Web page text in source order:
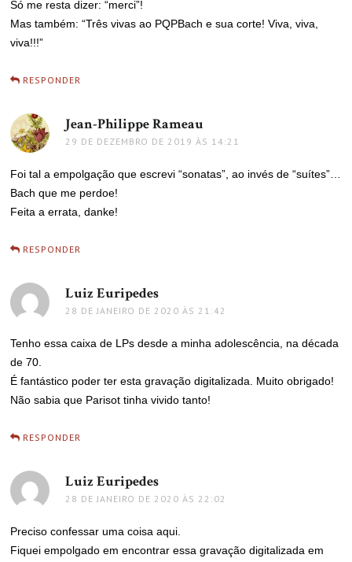
Só me resta dizer: “merci”!
Mas também: “Três vivas ao PQPBach e sua corte! Viva, viva,
viva!!!”
RESPONDER
Jean-Philippe Rameau
29 DE DEZEMBRO DE 2019 ÀS 14:21
Foi tal a empolgação que escrevi “sonatas”, ao invés de “suítes”…
Bach que me perdoe!
Feita a errata, danke!
RESPONDER
Luiz Euripedes
28 DE JANEIRO DE 2020 ÀS 21:42
Tenho essa caixa de LPs desde a minha adolescência, na década
de 70.
É fantástico poder ter esta gravação digitalizada. Muito obrigado!
Não sabia que Parisot tinha vivido tanto!
RESPONDER
Luiz Euripedes
28 DE JANEIRO DE 2020 ÀS 22:02
Preciso confessar uma coisa aqui.
Fiquei empolgado em encontrar essa gravação digitalizada em